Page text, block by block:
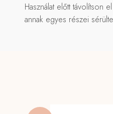
Használat előtt távolítson
annak egyes részei